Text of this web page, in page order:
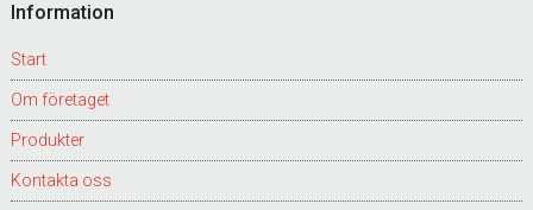
Footer
Information
Start
Om företaget
Produkter
Kontakta oss